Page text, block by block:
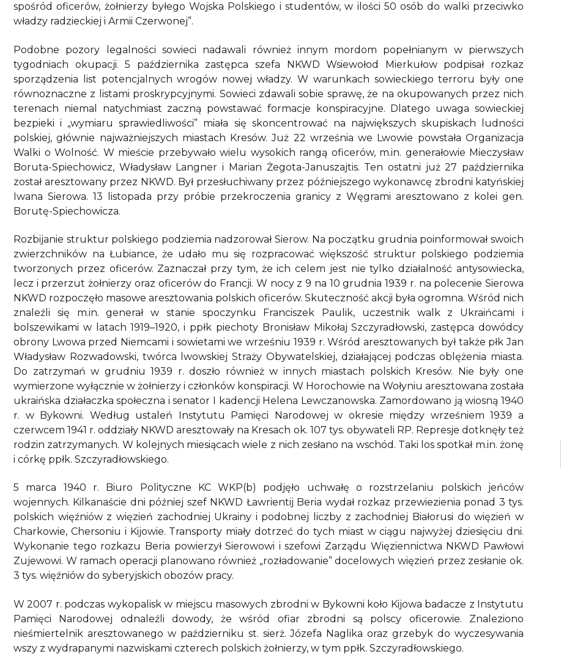
spośród oficerów, żołnierzy byłego Wojska Polskiego i studentów, w ilości 50 osób do walki przeciwko
władzy radzieckiej i Armii Czerwonej”.
Podobne pozory legalności sowieci nadawali również innym mordom popełnianym w pierwszych
tygodniach okupacji. 5 października zastępca szefa NKWD Wsiewołod Mierkułow podpisał rozkaz
sporządzenia list potencjalnych wrogów nowej władzy. W warunkach sowieckiego terroru były one
równoznaczne z listami proskrypcyjnymi. Sowieci zdawali sobie sprawę, że na okupowanych przez nich
terenach niemal natychmiast zaczną powstawać formacje konspiracyjne. Dlatego uwaga sowieckiej
bezpieki i „wymiaru sprawiedliwości” miała się skoncentrować na największych skupiskach ludności
polskiej, głównie najważniejszych miastach Kresów. Już 22 września we Lwowie powstała Organizacja
Walki o Wolność. W mieście przebywało wielu wysokich rangą oficerów, m.in. generałowie Mieczysław
Boruta-Spiechowicz, Władysław Langner i Marian Żegota-Januszajtis. Ten ostatni już 27 października
został aresztowany przez NKWD. Był przesłuchiwany przez późniejszego wykonawcę zbrodni katyńskiej
Iwana Sierowa. 13 listopada przy próbie przekroczenia granicy z Węgrami aresztowano z kolei gen.
Borutę-Spiechowicza.
Rozbijanie struktur polskiego podziemia nadzorował Sierow. Na początku grudnia poinformował swoich
zwierzchników na Łubiance, że udało mu się rozpracować większość struktur polskiego podziemia
tworzonych przez oficerów. Zaznaczał przy tym, że ich celem jest nie tylko działalność antysowiecka,
lecz i przerzut żołnierzy oraz oficerów do Francji. W nocy z 9 na 10 grudnia 1939 r. na polecenie Sierowa
NKWD rozpoczęło masowe aresztowania polskich oficerów. Skuteczność akcji była ogromna. Wśród nich
znaleźli się m.in. generał w stanie spoczynku Franciszek Paulik, uczestnik walk z Ukraińcami i
bolszewikami w latach 1919–1920, i ppłk piechoty Bronisław Mikołaj Szczyradłowski, zastępca dowódcy
obrony Lwowa przed Niemcami i sowietami we wrześniu 1939 r. Wśród aresztowanych był także płk Jan
Władysław Rozwadowski, twórca lwowskiej Straży Obywatelskiej, działającej podczas oblężenia miasta.
Do zatrzymań w grudniu 1939 r. doszło również w innych miastach polskich Kresów. Nie były one
wymierzone wyłącznie w żołnierzy i członków konspiracji. W Horochowie na Wołyniu aresztowana została
ukraińska działaczka społeczna i senator I kadencji Helena Lewczanowska. Zamordowano ją wiosną 1940
r. w Bykowni. Według ustaleń Instytutu Pamięci Narodowej w okresie między wrześniem 1939 a
czerwcem 1941 r. oddziały NKWD aresztowały na Kresach ok. 107 tys. obywateli RP. Represje dotknęły też
rodzin zatrzymanych. W kolejnych miesiącach wiele z nich zesłano na wschód. Taki los spotkał m.in. żonę
i córkę ppłk. Szczyradłowskiego.
5 marca 1940 r. Biuro Polityczne KC WKP(b) podjęło uchwałę o rozstrzelaniu polskich jeńców
wojennych. Kilkanaście dni później szef NKWD Ławrientij Beria wydał rozkaz przewiezienia ponad 3 tys.
polskich więźniów z więzień zachodniej Ukrainy i podobnej liczby z zachodniej Białorusi do więzień w
Charkowie, Chersoniu i Kijowie. Transporty miały dotrzeć do tych miast w ciągu najwyżej dziesięciu dni.
Wykonanie tego rozkazu Beria powierzył Sierowowi i szefowi Zarządu Więziennictwa NKWD Pawłowi
Zujewowi. W ramach operacji planowano również „rozładowanie” docelowych więzień przez zesłanie ok.
3 tys. więźniów do syberyjskich obozów pracy.
W 2007 r. podczas wykopalisk w miejscu masowych zbrodni w Bykowni koło Kijowa badacze z Instytutu
Pamięci Narodowej odnaleźli dowody, że wśród ofiar zbrodni są polscy oficerowie. Znaleziono
nieśmiertelnik aresztowanego w październiku st. sierż. Józefa Naglika oraz grzebyk do wyczesywania
wszy z wydrapanymi nazwiskami czterech polskich żołnierzy, w tym ppłk. Szczyradłowskiego.